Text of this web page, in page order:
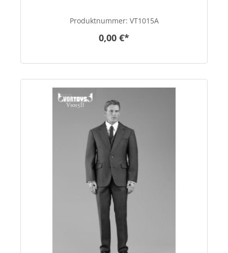
Produktnummer: VT1015A
0,00 €*